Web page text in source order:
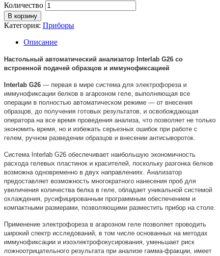
Количество
В корзину
Категория: Приборы
Описание
Настольный автоматический анализатор Interlab G26 со
встроенной подачей образцов и иммунофиксацией
Interlab G26 — первая в мире система для электрофореза и
иммунофиксации белков в агарозном геле, выполняющая все
операции в полностью автоматическом режиме — от внесения
образцов, до получения готовых результатов, и освобождающая
оператора на все время проведения анализа, что позволяет не только
экономить время, но и избежать серьезных ошибок при работе с
гелем, ручном разведении образцов и внесении антисывороток.
Система Interlab G26 обеспечивает наибольшую экономичность
расхода гелевых пластинок и красителей, поскольку разгонка белков
возможна одновременно в двух направлениях. Анализатор
предоставляет возможность многократного нанесения проб для
увеличения количества белка в геле, обладает уникальной системой
охлаждения, русифицированным программным обеспечением и
компактными размерами, позволяющими разместить прибор на столе.
Применение электрофореза в агарозном геле позволяет проводить
широкий спектр исследований, в том числе основанных на методах
иммунофиксации и изоэлектрофокусирования, уменьшает риск
ложноотрицательного результата при анализе гамма-фракции, имеет